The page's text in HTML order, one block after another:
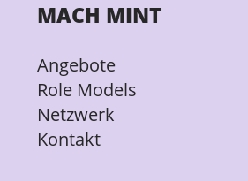
MACH MINT
Angebote
Role Models
Netzwerk
Kontakt